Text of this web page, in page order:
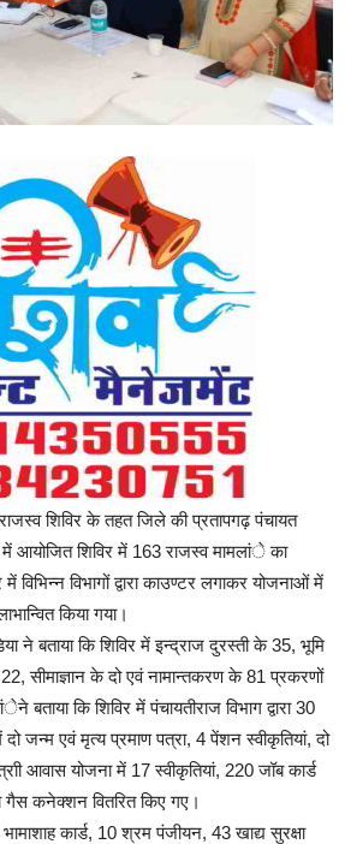
शिविर के तहत जिले की प्रतापगढ़ पंचायत
में आयोजित शिविर में 163 राजस्व मामलांे का
विभिन्न विभागों द्वारा काउण्टर लगाकर योजनाओं में
किया गया।
ने बताया कि शिविर में इन्द्राज दुरस्ती के 35, भूमि
सीमाज्ञान के दो एवं नामान्तकरण के 81 प्रकरणों
बताया कि शिविर में पंचायतीराज विभाग द्वारा 30
जन्म एवं मृत्य प्रमाण पत्रा, 4 पेंशन स्वीकृतियां, दो
आवास योजना में 17 स्वीकृतियां, 220 जॉब कार्ड
गैस कनेक्शन वितरित किए गए।
कार्ड, 10 श्रम पंजीयन, 43 खाद्य सुरक्षा